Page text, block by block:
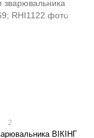
2
ВІКІНГ